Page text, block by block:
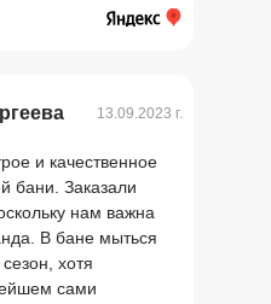
и качественное
бани. Заказали
нам важна
В бане мыться
хотя
сами
13.09.2023 г.